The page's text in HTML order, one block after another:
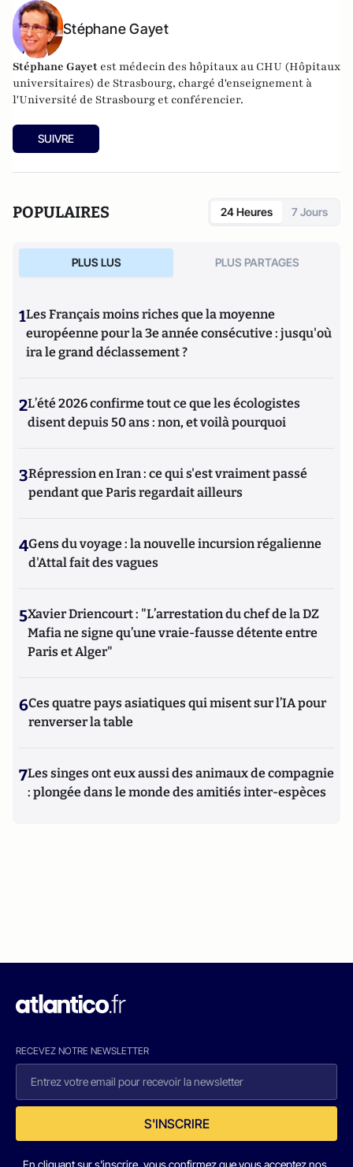
Stéphane Gayet
Stéphane Gayet est médecin des hôpitaux au CHU (Hôpitaux
universitaires) de Strasbourg, chargé d'enseignement à
l'Université de Strasbourg et conférencier.
SUIVRE
POPULAIRES 24 Heures 7 Jours
PLUS LUS PLUS PARTAGES
1Les Français moins riches que la moyenne
européenne pour la 3e année consécutive : jusqu'où
ira le grand déclassement ?
2L’été 2026 confirme tout ce que les écologistes
disent depuis 50 ans : non, et voilà pourquoi
3Répression en Iran : ce qui s'est vraiment passé
pendant que Paris regardait ailleurs
4Gens du voyage : la nouvelle incursion régalienne
d'Attal fait des vagues
5Xavier Driencourt : "L’arrestation du chef de la DZ
Mafia ne signe qu’une vraie-fausse détente entre
Paris et Alger"
6Ces quatre pays asiatiques qui misent sur l’IA pour
renverser la table
7Les singes ont eux aussi des animaux de compagnie
: plongée dans le monde des amitiés inter-espèces
RECEVEZ NOTRE NEWSLETTER
S'INSCRIRE
En cliquant sur s'inscrire, vous confirmez que vous acceptez nos